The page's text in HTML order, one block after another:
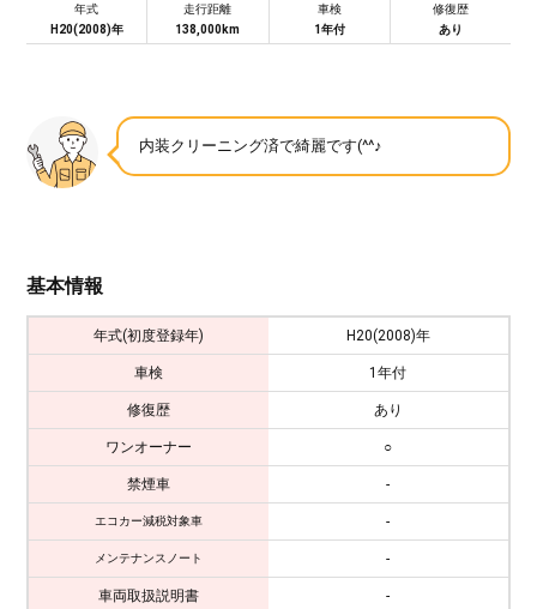
年式
H20(2008)年
走行距離
138,000km
車検
1年付
修復歴
あり
内装クリーニング済で綺麗です(^^♪
基本情報
年式(初度登録年) H20(2008)年
車検 1年付
修復歴 あり
ワンオーナー ○
禁煙車 -
エコカー減税対象車 -
メンテナンスノート -
車両取扱説明書 -